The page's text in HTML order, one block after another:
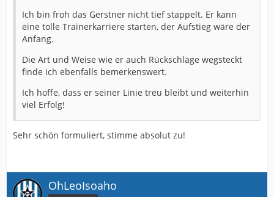
Ich bin froh das Gerstner nicht tief stappelt. Er kann
eine tolle Trainerkarriere starten, der Aufstieg wäre der
Anfang.
Die Art und Weise wie er auch Rückschläge wegsteckt
finde ich ebenfalls bemerkenswert.
Ich hoffe, dass er seiner Linie treu bleibt und weiterhin
viel Erfolg!
Sehr schön formuliert, stimme absolut zu!
OhLeoIsoaho